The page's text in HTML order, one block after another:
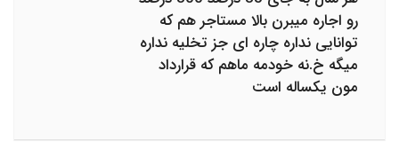
رو اجاره میبرن بالا مستاجر هم که
توانایی نداره چاره ای جز تخلیه نداره
میگه خ.نه خودمه ماهم که قرارداد
مون یکساله است